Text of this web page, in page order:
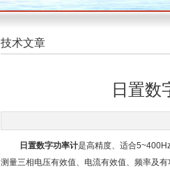
技术文章
日置数
日置数字功率计是高精度、适合
测量三相电压有效值、电流有效值、频率及有